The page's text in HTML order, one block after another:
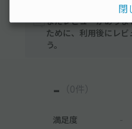
まだレビューがあり
ために、利用後にレ
う。
- （0件）
満足度
閉